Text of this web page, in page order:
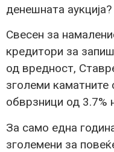
денешната аукција?
Свесен за
кредитори за
од вредност,
зголеми каматните
обврзници од 3.7%
За само една
зголемени за